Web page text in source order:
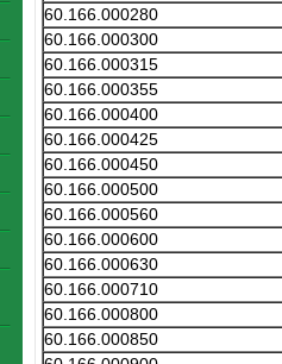
60.166.000280
60.166.000300
60.166.000315
60.166.000355
60.166.000400
60.166.000425
60.166.000450
60.166.000500
60.166.000560
60.166.000600
60.166.000630
60.166.000710
60.166.000800
60.166.000850